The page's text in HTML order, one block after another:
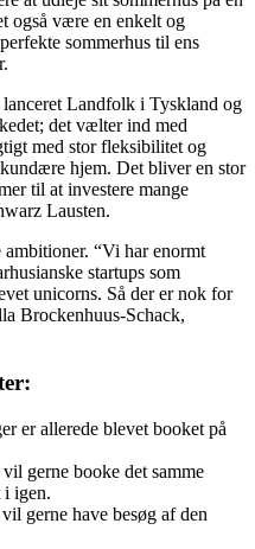
også være en enkelt og
sommerhus til ens
lanceret Landfolk i Tyskland og
det vælter ind med
med stor fleksibilitet og
hjem. Det bliver en stor
til at investere mange
Lausten.
“Vi har enormt
startups som
unicorns. Så der er nok for
Brockenhuus-Schack,
er allerede blevet booket på
gerne booke det samme
i igen.
gerne have besøg af den